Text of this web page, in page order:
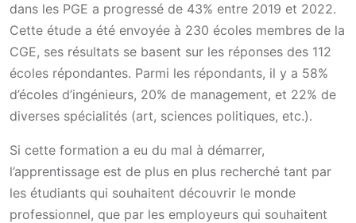
dans les PGE a progressé de 43% entre 2019 et 2022.
Cette étude a été envoyée à 230 écoles membres de la
CGE, ses résultats se basent sur les réponses des 112
écoles répondantes. Parmi les répondants, il y a 58%
d’écoles d’ingénieurs, 20% de management, et 22% de
diverses spécialités (art, sciences politiques, etc.).
Si cette formation a eu du mal à démarrer,
l’apprentissage est de plus en plus recherché tant par
les étudiants qui souhaitent découvrir le monde
professionnel, que par les employeurs qui souhaitent